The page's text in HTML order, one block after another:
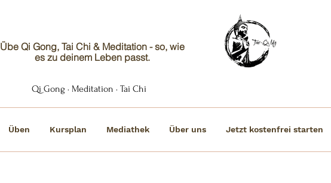
Übe Qi Gong, Tai Chi & Meditation - so, wie
es zu deinem Leben passt.
Qi Gong · Meditation · Tai Chi
Üben Kursplan Mediathek Über uns Jetzt kostenfrei starten